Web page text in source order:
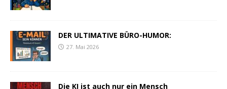
DER ULTIMATIVE BÜRO-HUMOR:
27. Mai 2026
Die KI ist auch nur ein Mensch